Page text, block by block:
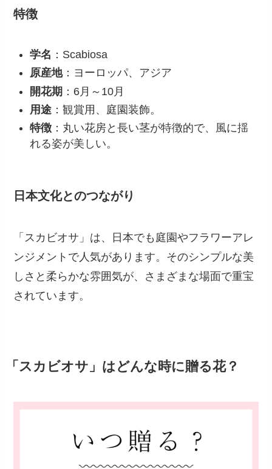
特徴
学名 ：Scabiosa
原産地：ヨーロッパ、アジア
開花期 ：6月～10月
用途 ：観賞用、庭園装飾。
特徴 ：丸い花房と長い茎が特徴的で、風に揺
れる姿が美しい。
日本文化とのつながり
「スカビオサ」は、日本でも庭園やフラワーアレ
ンジメントで人気があります。そのシンプルな美
しさと柔らかな雰囲気が、さまざまな場面で重宝
されています。
「スカビオサ」はどんな時に贈る花？